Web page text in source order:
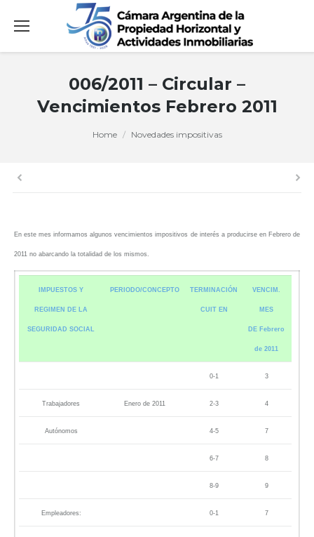
006/2011 – Circular –
Vencimientos Febrero 2011
Home Novedades impositivas
En este mes informamos algunos vencimientos impositivos de interés a producirse en Febrero de
2011 no abarcando la totalidad de los mismos.
IMPUESTOS Y
REGIMEN DE LA
SEGURIDAD SOCIAL
PERIODO/CONCEPTO TERMINACIÓN
CUIT EN
VENCIM.
MES
DE Febrero
de 2011
0-1 3
Trabajadores Enero de 2011 2-3 4
Autónomos 4-5 7
6-7 8
8-9 9
Empleadores: 0-1 7